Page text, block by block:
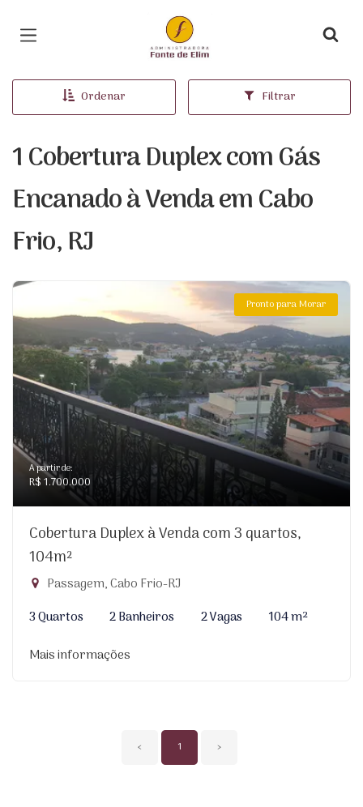
Página inicial
Ordenar Filtrar
1 Cobertura Duplex com Gás
Encanado à Venda em Cabo
Frio, RJ
Pronto para Morar
A partir de:
R$ 1.700.000
Cobertura Duplex à Venda com 3 quartos,
104m²
Passagem, Cabo Frio-RJ
3 Quartos
2 Banheiros 2 Vagas
104 m²
Mais informações
‹ 1 ›